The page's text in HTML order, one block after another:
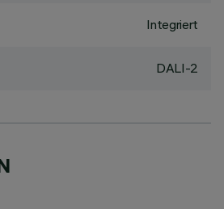
Integriert
DALI-2